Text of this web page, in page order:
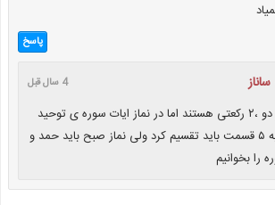
پاسخ
ساناز 4 سال قبل
هر دو ،۲ رکعتی هستند اما در نماز ایات سوره ی توحید
را به ۵ قسمت باید تقسیم کرد ولی نماز صبح باید حمد و
را بخوانیم